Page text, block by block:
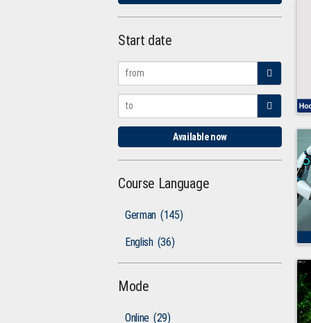
Start date
Available now
Course Language
German (145)
English (36)
Mode
Online (29)